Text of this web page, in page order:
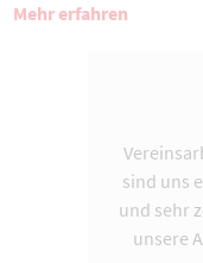
Mehr erfahren
sind uns
und sehr
unsere